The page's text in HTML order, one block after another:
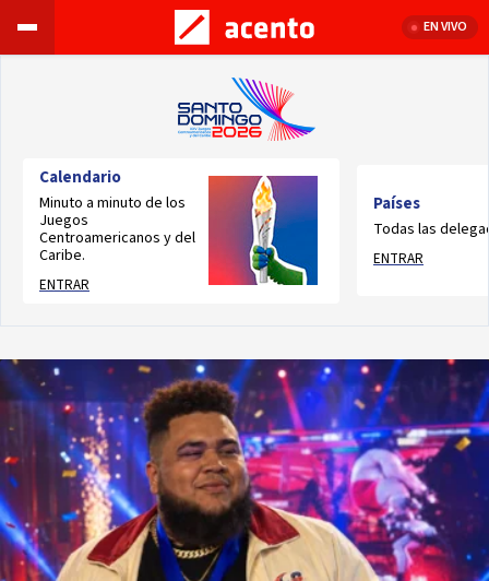
EN VIVO
Calendario
Minuto a minuto de los
Juegos
Centroamericanos y del
Caribe.
ENTRAR
Países
Todas las
ENTRAR